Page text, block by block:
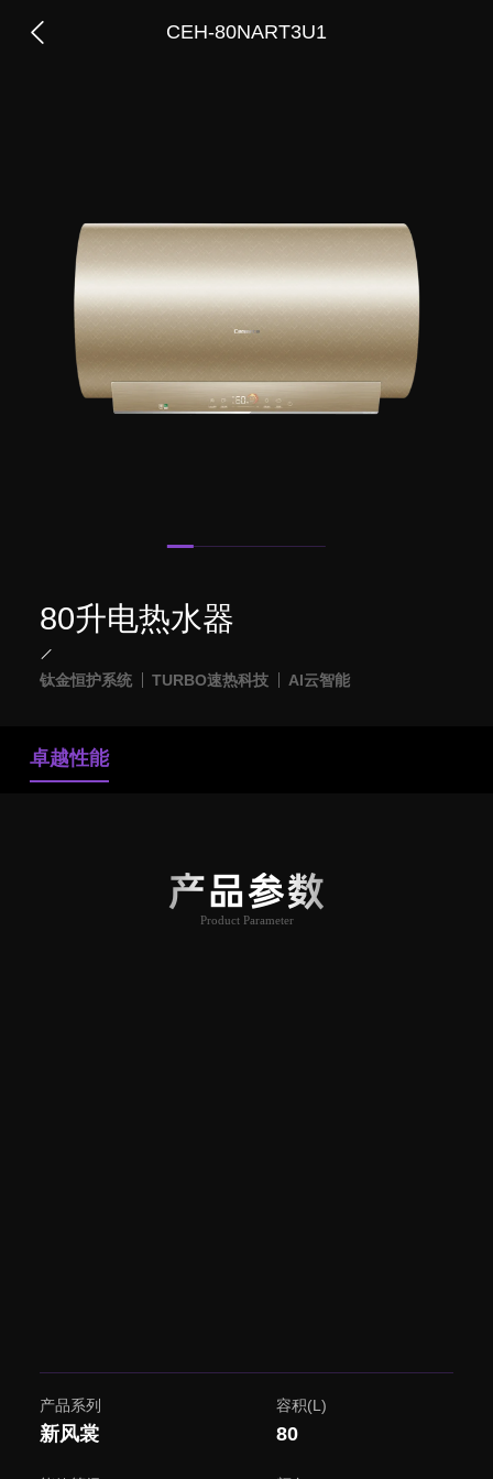
CEH-80NART3U1
80升电热水器
钛金恒护系统 TURBO速热科技 AI云智能
卓越性能
产品参数
Product Parameter
产品系列
新风裳
容积(L)
80